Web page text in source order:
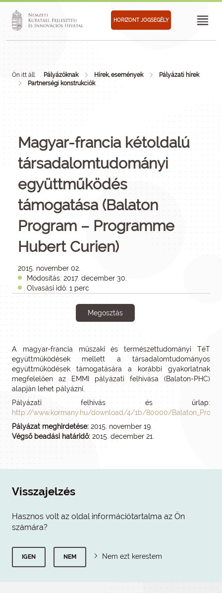
HORIZONT JOGSEGÉLY
Ön itt áll: Pályázóknak Hírek, események
Pályázati hírek
Partnerségi konstrukciók
Magyar-francia kétoldalú
társadalomtudományi
együttműködés
támogatása (Balaton
Program – Programme
Hubert Curien)
2015. november 02.
Módosítás: 2017. december 30.
Olvasási idő: 1 perc
Megosztás
A magyar-francia műszaki és természettudományi TéT
együttműködések mellett a társadalomtudományos
együttműködések támogatására a korábbi gyakorlatnak
megfelelően az EMMI pályázati felhívása (Balaton-PHC)
alapján lehet pályázni.
Pályázati felhívás és űrlap:
http://www.kormany.hu/download/4/1b/80000/
Pályázat meghirdetése: 2015. november 19.
Végső beadási határidő: 2015. december 21.
Visszajelzés
Hasznos volt az oldal információtartalma az Ön
számára?
IGEN NEM Nem ezt kerestem